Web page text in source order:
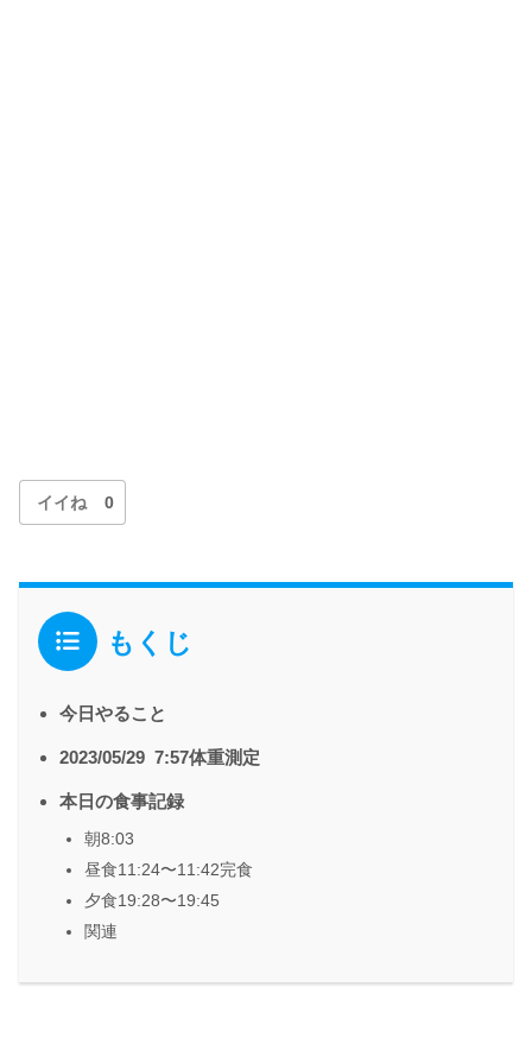
イイね 0
もくじ
今日やること
2023/05/29 7:57体重測定
本日の食事記録
朝8:03
昼食11:24〜11:42完食
夕食19:28〜19:45
関連